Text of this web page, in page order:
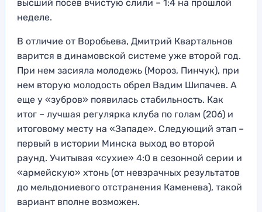
высший посев вчистую слили – 1:4 на прошлой
неделе.
В отличие от Воробьева, Дмитрий Квартальнов
варится в динамовской системе уже второй год.
При нем засияла молодежь (Мороз, Пинчук), при
нем вторую молодость обрел Вадим Шипачев. А
еще у «зубров» появилась стабильность. Как
итог – лучшая регулярка клуба по голам (206) и
итоговому месту на «Западе». Следующий этап –
первый в истории Минска выход во второй
раунд. Учитывая «сухие» 4:0 в сезонной серии и
«армейскую» хтонь (от невзрачных результатов
до мельдониевого отстранения Каменева), такой
вариант вполне возможен.